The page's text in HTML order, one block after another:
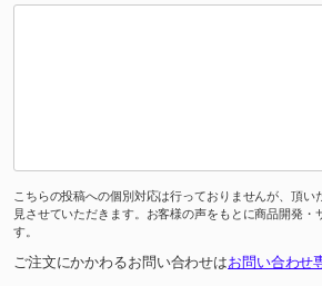
こちらの投稿への個別対応は行っておりませんが、頂い
見させていただきます。お客様の声をもとに商品開発・
す。
ご注文にかかわるお問い合わせはお問い合わせ